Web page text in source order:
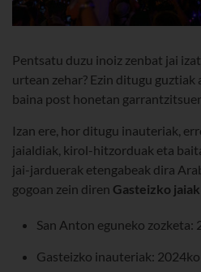
Pentsatu duzu inoiz zenbat jai
urtean zehar? Ezin ditugu guztiak
baina post honetan
Izan ere, hor ditugu inauteriak,
jaialdiak, kirol-hitzorduak eta
jai-jarduerak etengabeak dira
gogoan zein diren Gasteizko
San Anton eguneko
Gasteizko inauteriak: